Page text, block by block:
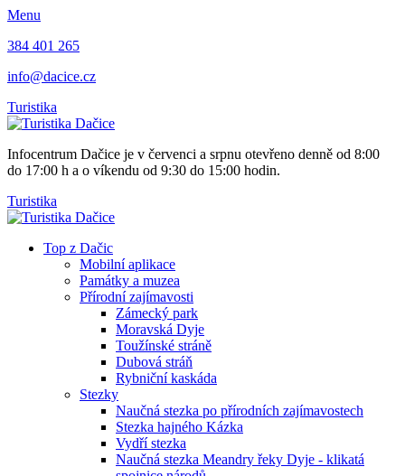
Menu
384 401 265
info@dacice.cz
Turistika
Infocentrum Dačice je v červenci a srpnu otevřeno denně od 8:00
do 17:00 h a o víkendu od 9:30 do 15:00 hodin.
Turistika
Top z Dačic
Mobilní aplikace
Památky a muzea
Přírodní zajímavosti
Zámecký park
Moravská Dyje
Toužínské stráně
Dubová stráň
Rybniční kaskáda
Stezky
Naučná stezka po přírodních zajímavostech
Stezka hajného Kázka
Vydří stezka
Naučná stezka Meandry řeky Dyje - klikatá